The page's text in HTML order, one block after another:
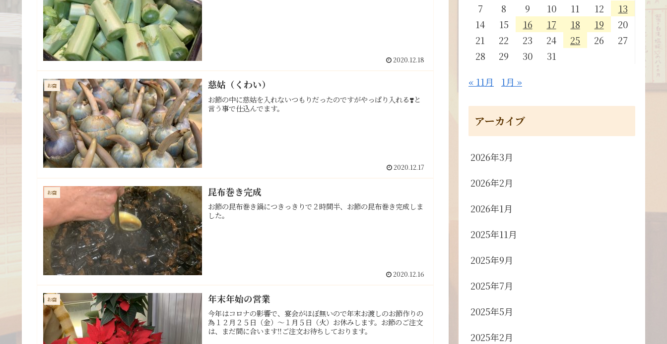
2020.12.18
お店 慈姑（くわい）
お節の中に慈姑を入れないつもりだったのですがやっぱり入れる❣️と
言う事で仕込んでます。
2020.12.17
お店 昆布巻き完成
お節の昆布巻き鍋につきっきりで２時間半、お節の昆布巻き完成しま
した。
2020.12.16
お店 年末年始の営業
今年はコロナの影響で、宴会がほぼ無いので年末お渡しのお節作りの
為１２月２５日（金）〜１月５日（火）お休みします。お節のご注文
は、まだ間に合います‼️ご注文お待ちしております。
7
8 9 10 11 12
13
14
15 16 17 18 19
20
21
22 23 24 25 26
27
28
29 30
31
« 11月
1月 »
アーカイブ
2026年3月
2026年2月
2026年1月
2025年11月
2025年9月
2025年7月
2025年5月
2025年2月